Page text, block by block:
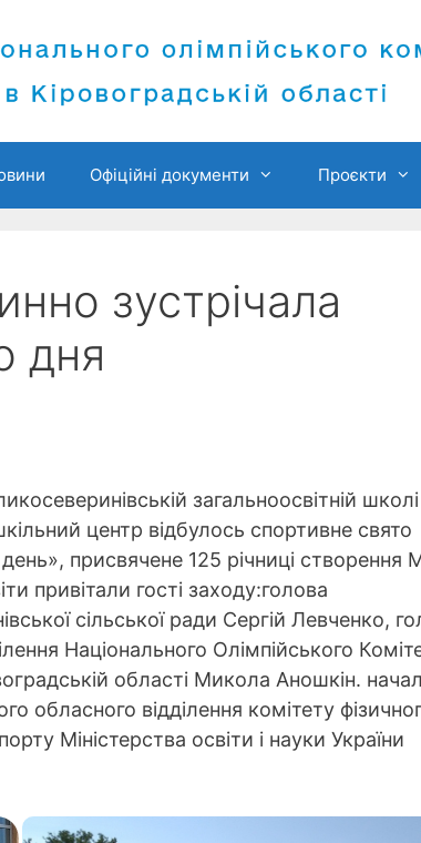
Офіційні документи Проєкти
зустрічала
дня
загальноосвітній школі І
центр відбулось спортивне свято
присвячене 125 річниці створення
привітали гості заходу:голова
сільської ради Сергій Левченко,
Національного Олімпійського
області Микола Аношкін.
обласного відділення комітету
Міністерства освіти і науки України